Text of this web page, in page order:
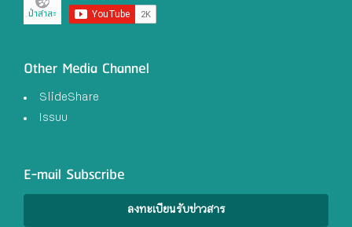
Other Media Channel
SlideShare
Issuu
E-mail Subscribe
ลงทะเบียนรับข่าวสาร